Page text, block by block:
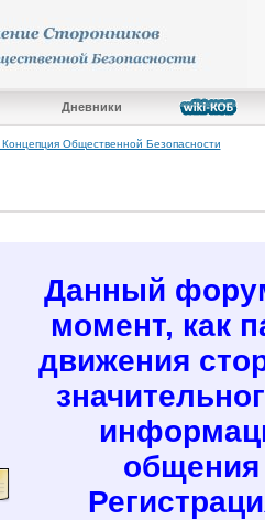
Дневники
Общественной Безопасности
Данный
момент, как
движения